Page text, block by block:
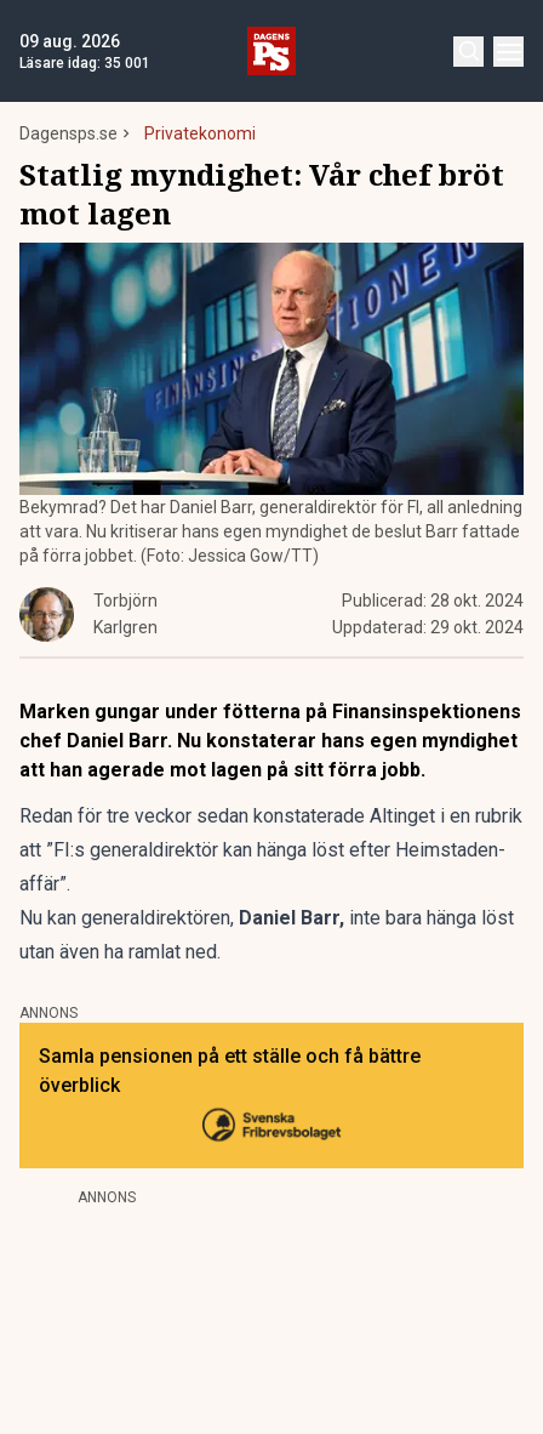
09 aug. 2026
Läsare idag: 35 001
Dagensps.se Privatekonomi
Statlig myndighet: Vår chef bröt
mot lagen
Bekymrad? Det har Daniel Barr, generaldirektör för FI, all anledning
att vara. Nu kritiserar hans egen myndighet de beslut Barr fattade
på förra jobbet. (Foto: Jessica Gow/TT)
Torbjörn
Karlgren
Publicerad: 28 okt. 2024
Uppdaterad: 29 okt. 2024
Marken gungar under fötterna på Finansinspektionens
chef Daniel Barr. Nu konstaterar hans egen myndighet
att han agerade mot lagen på sitt förra jobb.
Redan för tre veckor sedan konstaterade Altinget i en rubrik
att ”FI:s generaldirektör kan hänga löst efter Heimstaden-
affär”.
Nu kan generaldirektören, Daniel Barr, inte bara hänga löst
utan även ha ramlat ned.
ANNONS
Samla pensionen på ett ställe och få bättre
överblick
ANNONS